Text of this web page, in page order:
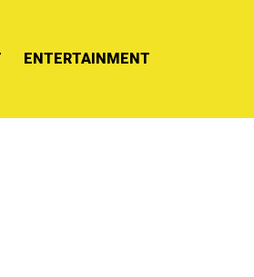
ENTERTAINMENT